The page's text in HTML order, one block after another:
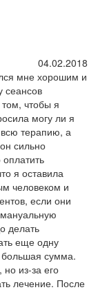
04.02.2018
мне хорошим и
сеансов
чтобы я
могу ли я
всю терапию, а
сильно
я оставила
человеком и
если они
делать
еще одну
большая сумма.
из-за его
лечение. После